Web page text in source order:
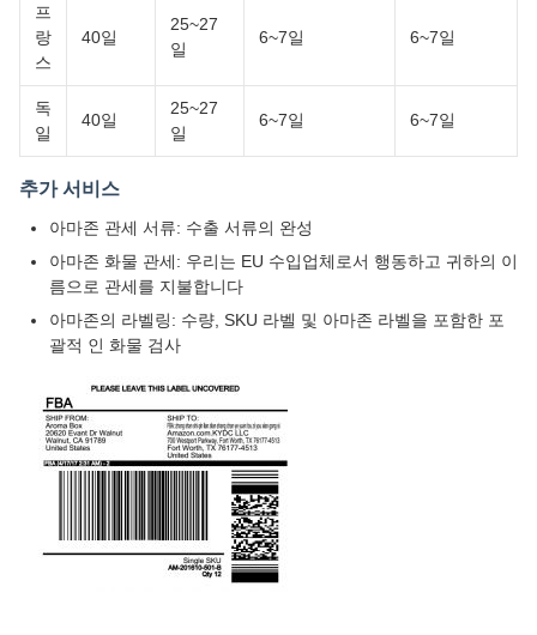
프
랑
스
40일
25~27
일
6~7일 6~7일
독
일
40일
25~27
일
6~7일 6~7일
추가 서비스
아마존 관세 서류: 수출 서류의 완성
아마존 화물 관세: 우리는 EU 수입업체로서 행동하고 귀하의 이
름으로 관세를 지불합니다
아마존의 라벨링: 수량, SKU 라벨 및 아마존 라벨을 포함한 포
괄적 인 화물 검사